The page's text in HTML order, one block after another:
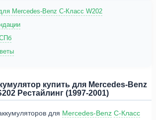
Mercedes-Benz C-Класс W202
купить для Mercedes-Benz
Рестайлинг (1997-2001)
для Mercedes-Benz C-Класс